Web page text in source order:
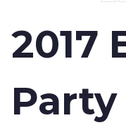
2017
Party